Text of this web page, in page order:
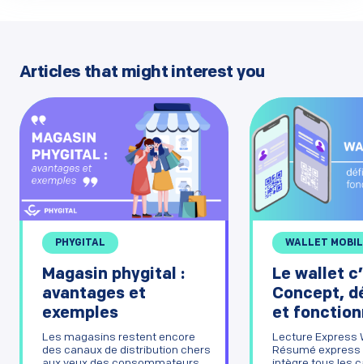
Articles that might interest you
PHYGITAL
Magasin phygital :
avantages et
exemples
Les magasins restent encore
des canaux de distribution chers
WALLET
Le wallet
Concept,
et
Lecture Express
Résumé express